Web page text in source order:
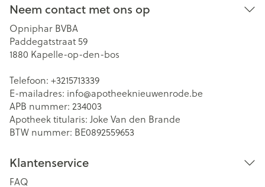
Neem contact met ons op
Opniphar BVBA
Paddegatstraat 59
1880 Kapelle-op-den-bos
Telefoon: +3215713339
E-mailadres: info@apotheeknieuwenrode.be
APB nummer: 234003
Apotheek titularis: Joke Van den Brande
BTW nummer: BE0892559653
Klantenservice
FAQ